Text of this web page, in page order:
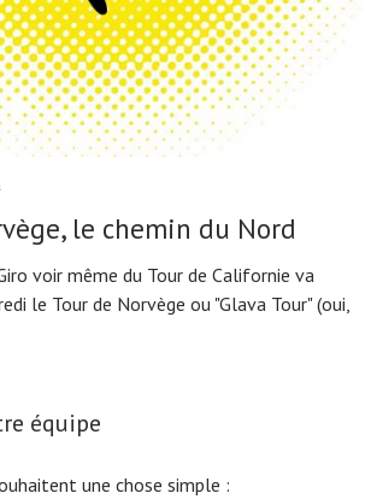
le chemin du Nord
voir même du Tour de Californie va
le Tour de Norvège ou "Glava Tour" (oui,
équipe
une chose simple :